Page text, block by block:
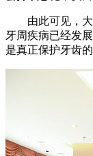
由此可见，大
牙周疾病已经发
是真正保护牙齿的